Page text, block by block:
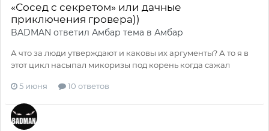
«Сосед с секретом» или дачные
приключения гровера))
BADMAN ответил Амбар тема в Амбар
А что за люди утверждают и каковы их аргументы? А то я в
этот цикл насыпал микоризы под корень когда сажал
5 июня 10 ответов